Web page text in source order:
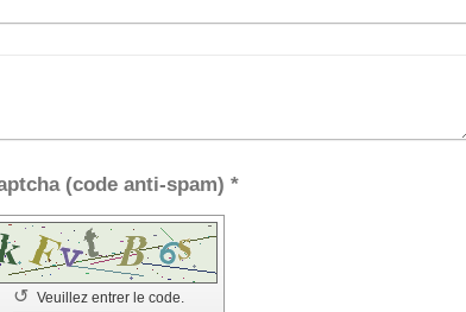
Captcha (code anti-spam) *
Veuillez entrer le code.
↺